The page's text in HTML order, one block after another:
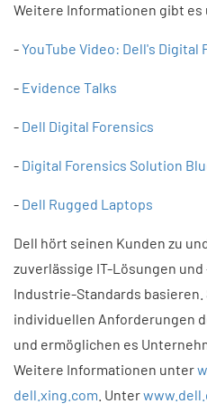
Weitere Informationen gibt
-YouTube Video: Dell's Digital
- Evidence Talks
- Dell Digital Forensics
- Digital Forensics Solution
- Dell Rugged Laptops
Dell hört seinen Kunden zu
zuverlässige IT-Lösungen
Industrie-Standards basieren.
individuellen Anforderungen
und ermöglichen es
Weitere Informationen unter
dell.xing.com . Unter